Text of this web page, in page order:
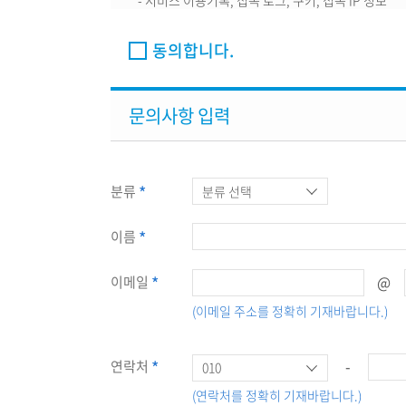
필요한 특정 서비스의 이용 시에도 추가적인 정보
2. 개인정보의 수집 및 이용목적
회사가 개인정보를 수집하는 목적은 양질의 서비스
결합됨으로써 한 개인을 식별할 수 있는 것도 포함
않으며, 회사는 수집된 개인정보를
빈도 파악, 회원의 서비스 이용에 대한 통계.
3. 개인정보의 수집에 대한 동의
봅니다.
동의합니다.
문의사항 입력
분류
이름
이메일 @
(이메일 주소를 정확히 기재바랍니다.)
연락처 -
(연락처를 정확히 기재바랍니다.)